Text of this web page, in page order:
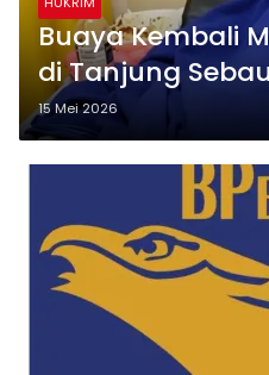
Buaya Kembali
di Tanjung
Luka Serius
15 Mei 2026